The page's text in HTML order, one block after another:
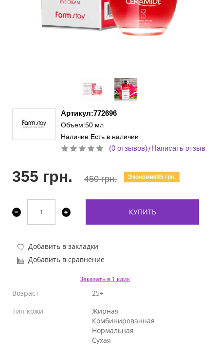
Артикул:772696
Объем:50 мл
Наличие:Есть в наличии
(0 отзывов)/Написать отзыв
355 грн. 450 грн. Экономия95 грн.
КУПИТЬ
Добавить в закладки
Добавить в сравнение
Заказать в 1 клик
Возраст
25+
Тип кожи
Жирная
Комбинированная
Нормальная
Сухая